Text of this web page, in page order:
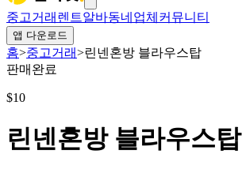
중고거래 렌트알바동네업체 커뮤니티
앱 다운로드
홈>중고거래>린넨혼방 블라우스탑
판매완료
$10
린넨혼방 블라우스탑